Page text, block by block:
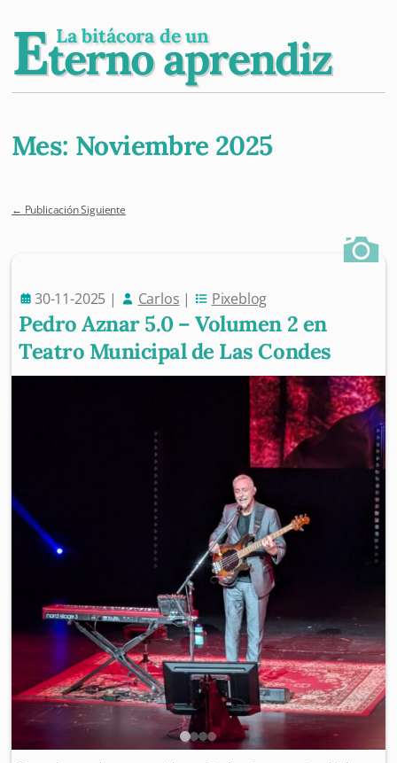
Eterno aprendiz
La bitácora de un
Mes: Noviembre 2025
← Publicación Siguiente
30-11-2025 | Carlos | Pixeblog
Pedro Aznar 5.0 – Volumen 2 en
Teatro Municipal de Las Condes